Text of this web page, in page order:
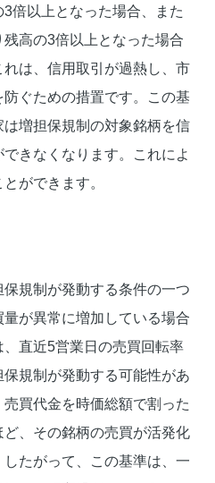
倍以上となった場合、また
高の3倍以上となった場合
は、信用取引が過熱し、市
ぐための措置です。この基
増担保規制の対象銘柄を信
きなくなります。これによ
ができます。
規制が発動する条件の一つ
が異常に増加している場合
直近5営業日の売買回転率
規制が発動する可能性があ
買代金を時価総額で割った
、その銘柄の売買が活発化
たがって、この基準は、一